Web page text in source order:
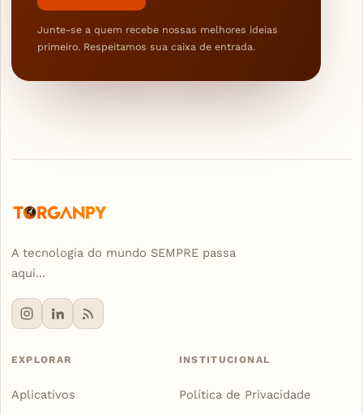
Junte-se a quem recebe nossas melhores ideias
primeiro. Respeitamos sua caixa de entrada.
A tecnologia do mundo SEMPRE passa
aqui...
EXPLORAR
Aplicativos
INSTITUCIONAL
Política de Privacidade